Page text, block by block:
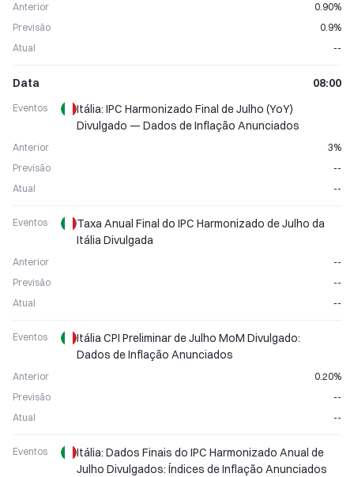
Anterior
0.90%
Previsão
0.9%
Atual
--
Data 08:00
Eventos
Itália: IPC Harmonizado Final de Julho (YoY)
Divulgado — Dados de Inflação Anunciados
Anterior
3%
Previsão
--
Atual
--
Eventos
Taxa Anual Final do IPC Harmonizado de Julho da
Itália Divulgada
Anterior
--
Previsão
--
Atual
--
Eventos
Itália CPI Preliminar de Julho MoM Divulgado:
Dados de Inflação Anunciados
Anterior
0.20%
Previsão
--
Atual
--
Eventos
Itália: Dados Finais do IPC Harmonizado Anual de
Julho Divulgados: Índices de Inflação Anunciados